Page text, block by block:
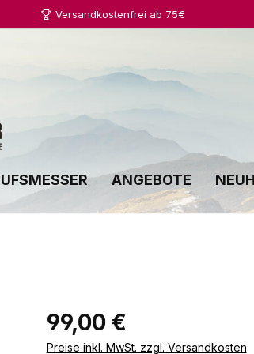
Versandkostenfrei ab 75€
ANGEBOTE
Regulärer Preis:
99,00 €
Preise inkl. MwSt. zzgl. Versandkosten